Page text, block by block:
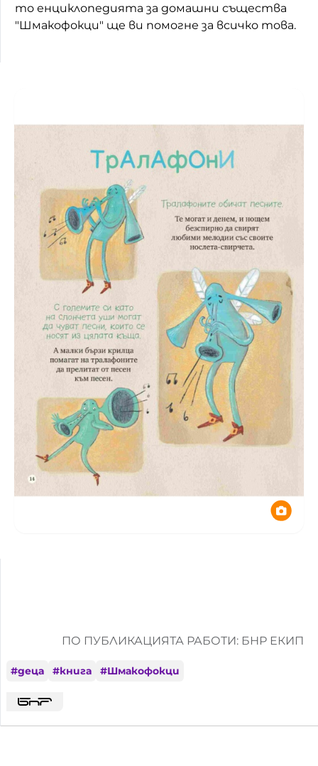
то енциклопедията за домашни същества
"Шмакофокци" ще ви помогне за всичко това.
ПО ПУБЛИКАЦИЯТА РАБОТИ: БНР ЕКИП
#деца #книга #Шмакофокци